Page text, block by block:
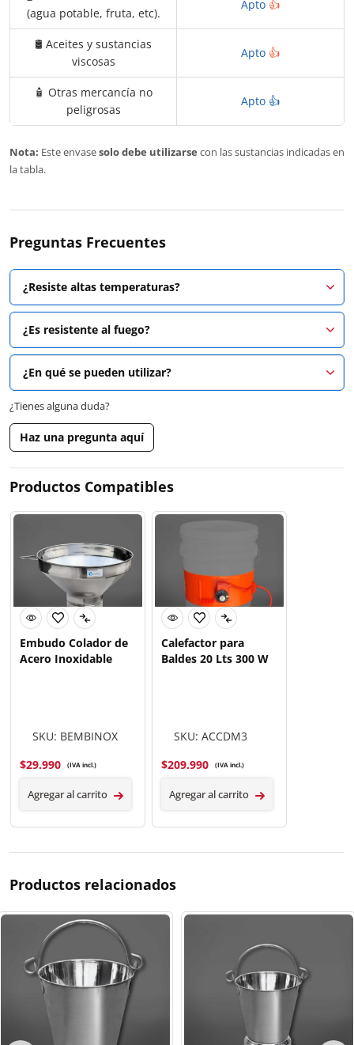
(agua potable, fruta, etc).
Apto 👍
🛢️ Aceites y sustancias
viscosas
Apto 👍
🧴 Otras mercancía no
peligrosas
Apto 👍
Nota: Este envasesolo debe utilizarse con las sustancias indicadas en
la tabla.
Preguntas Frecuentes
¿Resiste altas temperaturas?
¿Es resistente al fuego?
¿En qué se pueden utilizar?
¿Tienes alguna duda?
Haz una pregunta aquí
Productos Compatibles
Embudo Colador de
Acero Inoxidable
SKU: BEMBINOX
$29.990 (IVA incl.)
Agregar al carrito
Calefactor para
Baldes 20 Lts 300 W
SKU: ACCDM3
$209.990 (IVA incl.)
Agregar al carrito
Productos relacionados